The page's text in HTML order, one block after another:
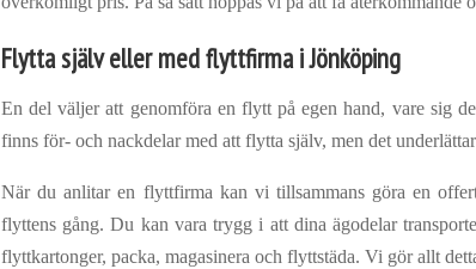
Flytta själv eller med flyttfirma i Jönköping
En del väljer att genomföra en flytt på egen hand, vare sig
finns för- och nackdelar med att flytta själv, men det
När du anlitar en flyttfirma kan vi tillsammans göra en
flyttens gång. Du kan vara trygg i att dina ägodelar
flyttkartonger, packa, magasinera och flyttstäda. Vi gör allt